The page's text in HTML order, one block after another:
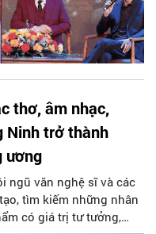
thơ, âm nhạc,
Ninh trở thành
ương
ngũ văn nghệ sĩ và các
tìm kiếm những nhân
có giá trị tư tưởng,